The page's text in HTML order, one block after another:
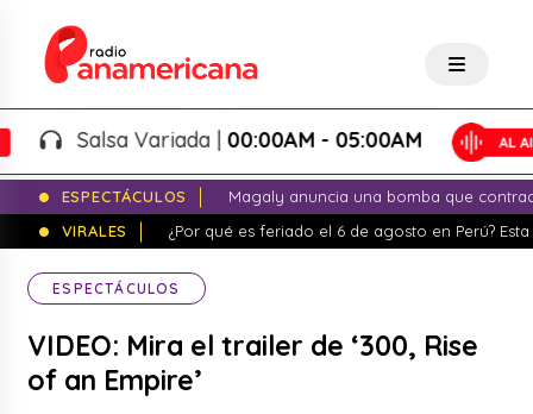
Salsa Variada |00:00AM - 05:00AM
ESPECTÁCULOS
Magaly anuncia una bomba que
VIRALES
¿Por qué es feriado el 6 de agosto en Perú?
ESPECTÁCULOS
VIDEO: Mira el trailer de ‘300, Rise
of an Empire’